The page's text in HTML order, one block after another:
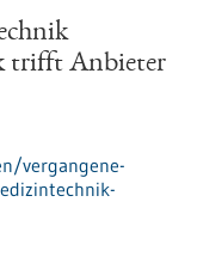
trifft Anbieter
vergangene-